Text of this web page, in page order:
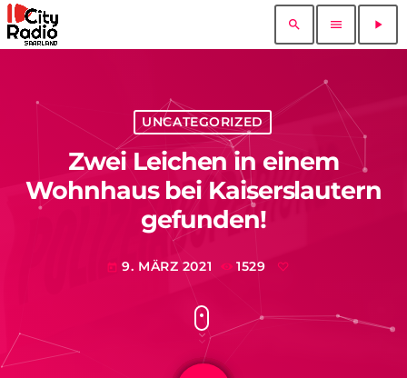
search menu play_arrow
UNCATEGORIZED
Zwei Leichen in einem
Wohnhaus bei Kaiserslautern
gefunden!
today 9. MÄRZ 2021 1529